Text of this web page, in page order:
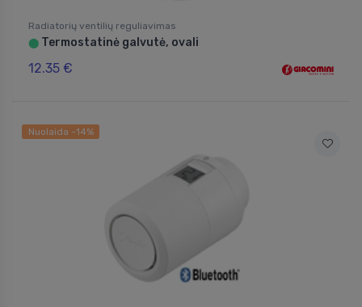
Radiatorių ventilių reguliavimas
⬤ Termostatinė galvutė, ovali
12.35 €
Nuolaida -14%